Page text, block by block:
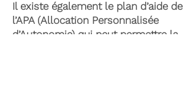
Il existe également le plan d’aide de
l’APA (Allocation Personnalisée
d’Autonomie) qui peut permettre la